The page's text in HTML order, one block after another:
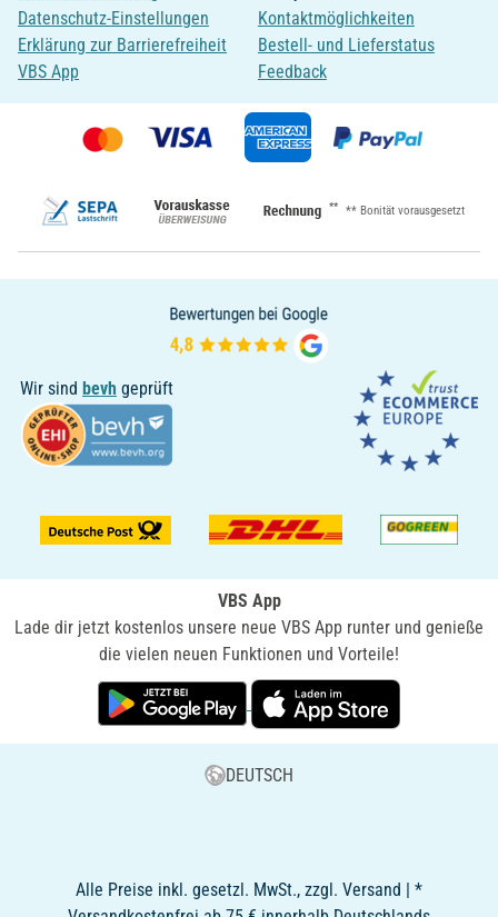
Datenschutz-Einstellungen
Erklärung zur Barrierefreiheit
VBS App
Kontaktmöglichkeiten
Bestell- und Lieferstatus
Feedback
** ** Bonität vorausgesetzt
Wir sind bevh geprüft
VBS App
Lade dir jetzt kostenlos unsere neue VBS App runter und genieße
die vielen neuen Funktionen und Vorteile!
DEUTSCH
Alle Preise inkl. gesetzl. MwSt., zzgl. Versand | *